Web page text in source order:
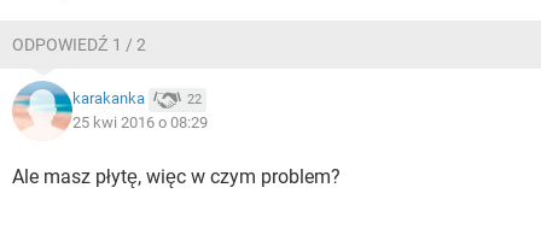
ODPOWIEDŹ 1 / 2
karakanka 22
25 kwi 2016 o 08:29
Ale masz płytę, więc w czym problem?